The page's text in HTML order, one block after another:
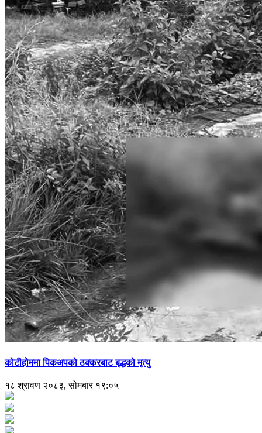
कोटीहोममा पिकअपको ठक्करबाट बृद्धको मृत्यु
१८ श्रावण २०८३, सोमबार १९:०५